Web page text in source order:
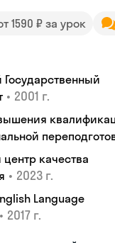
1590 ₽ за урок
• 2001 г.
качества
• 2023 г.
Language
• 2017 г.